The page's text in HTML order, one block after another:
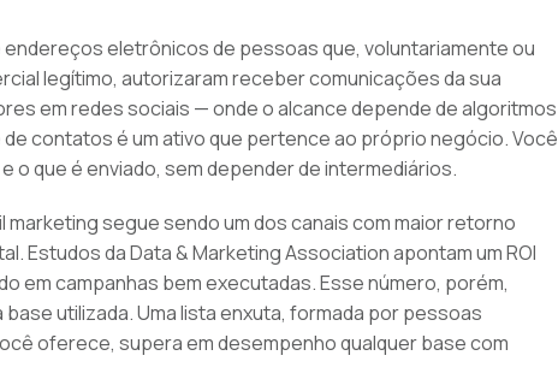
endereços eletrônicos de pessoas que, voluntariamente ou
legítimo, autorizaram receber comunicações da sua
em redes sociais — onde o alcance depende de algoritmos
contatos é um ativo que pertence ao próprio negócio. Você
o que é enviado, sem depender de intermediários.
segue sendo um dos canais com maior retorno
Estudos da Data & Marketing Association apontam um ROI
em campanhas bem executadas. Esse número, porém,
utilizada. Uma lista enxuta, formada por pessoas
oferece, supera em desempenho qualquer base com